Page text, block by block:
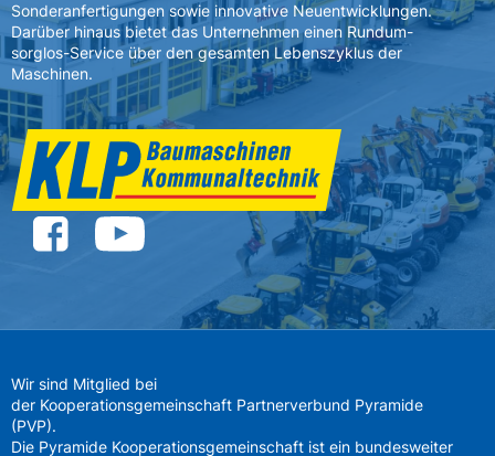
Sonderanfertigungen sowie innovative Neuentwicklungen.
Darüber hinaus bietet das Unternehmen einen Rundum-
sorglos-Service über den gesamten Lebenszyklus der
Maschinen.
Wir sind Mitglied bei
der Kooperationsgemeinschaft Partnerverbund Pyramide
(PVP).
Die Pyramide Kooperationsgemeinschaft ist ein bundesweiter